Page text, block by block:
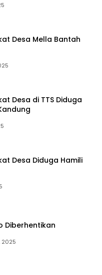
Desa Mella Bantah
Desa di TTS Diduga
Desa Diduga Hamili
Diberhentikan
2025